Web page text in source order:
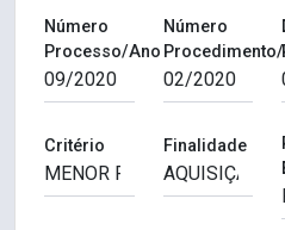
Número
Processo/Ano
Número
Critério Finalidade